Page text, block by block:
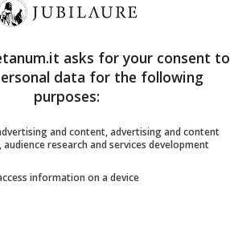
per vivere meglio
asks for your consent to
data for the following
purposes:
and content, advertising and content
research and services development
information on a device